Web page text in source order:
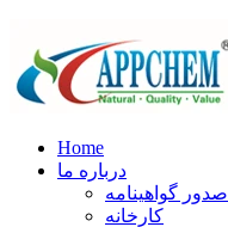
Home
درباره ما
گواهینامه
کارخانه